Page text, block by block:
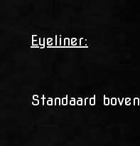
Eyeliner:
Standaard boven